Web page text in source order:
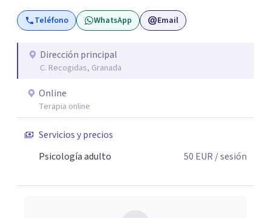
Trabajo con herramientas que te permitan comprender
el origen de tus dificultades y, al mismo tiempo, aprender
autoestima y recuperar el equilibrio emocional. En
consulta encontrarás un espacio seguro donde poder
acompañarte para que ganes autonomía, confianza y
bienestar, de manera que no dependas de la terapia más
tiempo del necesario. Atiendo tanto de forma presencial
Teléfono WhatsApp Email
Dirección principal
C. Recogidas, Granada
Online
Terapia online
Servicios y precios
Psicología adulto
50 EUR / sesión